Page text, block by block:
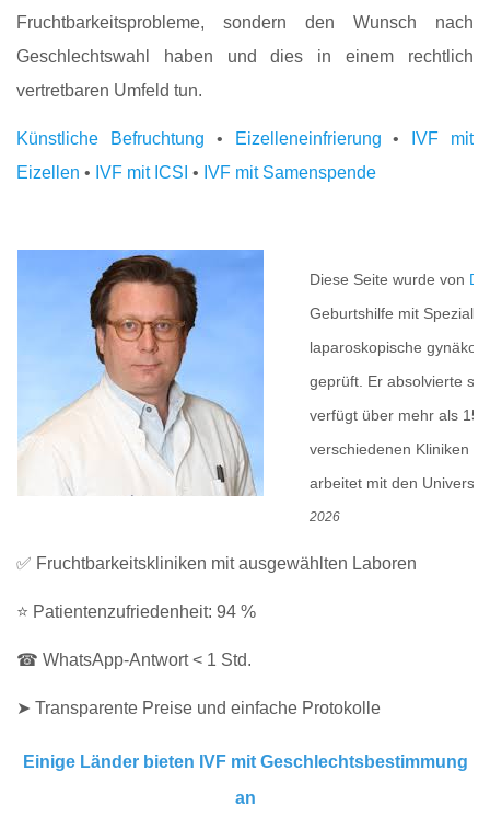
Fruchtbarkeitsprobleme, sondern den Wunsch nach
Geschlechtswahl haben und dies in einem rechtlich
vertretbaren Umfeld tun.
Künstliche Befruchtung • Eizelleneinfrierung •
IVF mit
Eizellen • IVF mit ICSI • IVF mit Samenspende
Diese Seite wurde von
Geburtshilfe mit
laparoskopische
geprüft. Er absolvierte
verfügt über mehr als 15
verschiedenen Kliniken
arbeitet mit den
2026
✅ Fruchtbarkeitskliniken mit ausgewählten Laboren
⭐ Patientenzufriedenheit: 94 %
☎ WhatsApp-Antwort < 1 Std.
➤ Transparente Preise und einfache Protokolle
Einige Länder bieten IVF mit Geschlechtsbestimmung
an